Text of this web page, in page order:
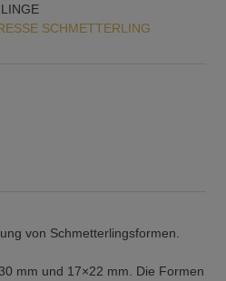
SCHMETTERLING
von Schmetterlingsformen.
mm und 17×22 mm. Die Formen